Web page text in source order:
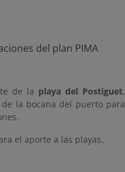
de la playa del Postiguet,
la bocana del puerto para
el aporte a las playas.